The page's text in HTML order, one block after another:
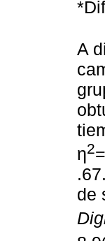
A
η2
de